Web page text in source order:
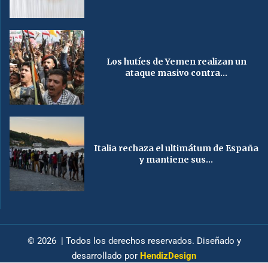
Los hutíes de Yemen realizan un
ataque masivo contra...
Italia rechaza el ultimátum de España
y mantiene sus...
© 2026 | Todos los derechos reservados. Diseñado y
desarrollado por HendizDesign